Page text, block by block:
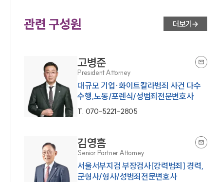
관련 구성원 더보기
고병준
President Attorney
대규모 기업·화이트칼라범죄 사건 다수
수행,노동/포렌식/성범죄전문변호사
T. 070-5221-2805
김영흠
Senior Partner Attorney
서울서부지검 부장검사[강력범죄] 경력,
군형사/형사/성범죄전문변호사